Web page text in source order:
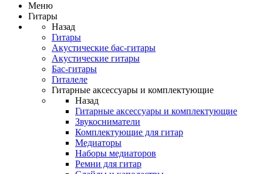
Меню
Гитары
Назад
Гитары
Акустические бас-гитары
Акустические гитары
Бас-гитары
Гиталеле
Гитарные аксессуары и комплектующие
Назад
Гитарные аксессуары и комплектующие
Звукосниматели
Комплектующие для гитар
Медиаторы
Наборы медиаторов
Ремни для гитар